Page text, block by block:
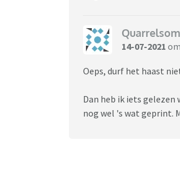
14-07-2021
Oeps, durf het haast
Dan heb ik iets gelezen
nog wel 's wat geprint.